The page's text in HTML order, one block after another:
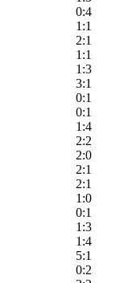
0:4
1:1
2:1
1:1
1:3
3:1
0:1
0:1
1:4
2:2
2:0
2:1
2:1
1:0
0:1
1:3
1:4
5:1
0:2